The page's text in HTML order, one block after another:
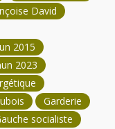
David
2015
2023
Garderie
socialiste